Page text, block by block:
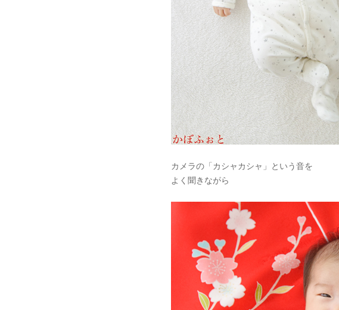
カメラの「カシャカシャ」という音を
よく聞きながら